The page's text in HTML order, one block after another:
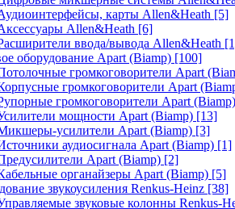
карты Allen&Heath [5]
Allen&Heath [6]
ввода/вывода Allen&Heath
оборудование Apart (Biamp) [100]
громкоговорители Apart
громкоговорители Apart
громкоговорители Apart (Biamp)
мощности Apart (Biamp) [13]
усилители Apart (Biamp) [3]
аудиосигнала Apart (Biamp) [1]
Apart (Biamp) [2]
органайзеры Apart (Biamp) [5]
звукоусиления Renkus-Heinz [38]
звуковые колонны Renkus-